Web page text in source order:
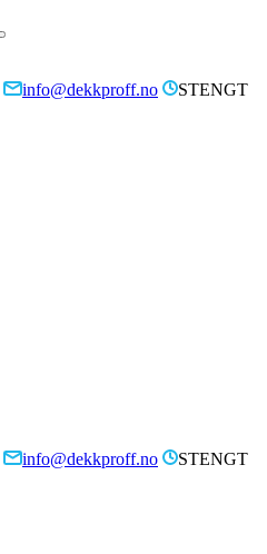
info@dekkproff.no
STENGT
info@dekkproff.no
STENGT